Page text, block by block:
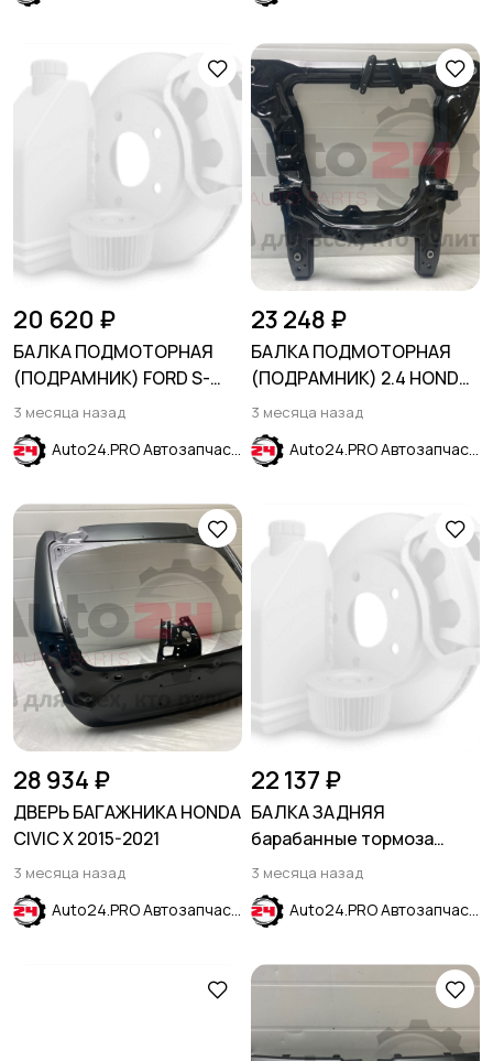
20 620 ₽
БАЛКА ПОДМОТОРНАЯ
(ПОДРАМНИК) FORD S-
MAX 2006-2015
3 месяца назад
Auto24.PRO Автозапчасти
23 248 ₽
БАЛКА ПОДМОТОРНАЯ
(ПОДРАМНИК) 2.4 HONDA
ACCORD VIII 2008-2015
3 месяца назад
Auto24.PRO Автозапчасти
28 934 ₽
ДВЕРЬ БАГАЖНИКА HONDA
CIVIC X 2015-2021
3 месяца назад
Auto24.PRO Автозапчасти
22 137 ₽
БАЛКА ЗАДНЯЯ
барабанные тормоза
HYUNDAI ELANTRA V MD
2011-2016
3 месяца назад
Auto24.PRO Автозапчасти